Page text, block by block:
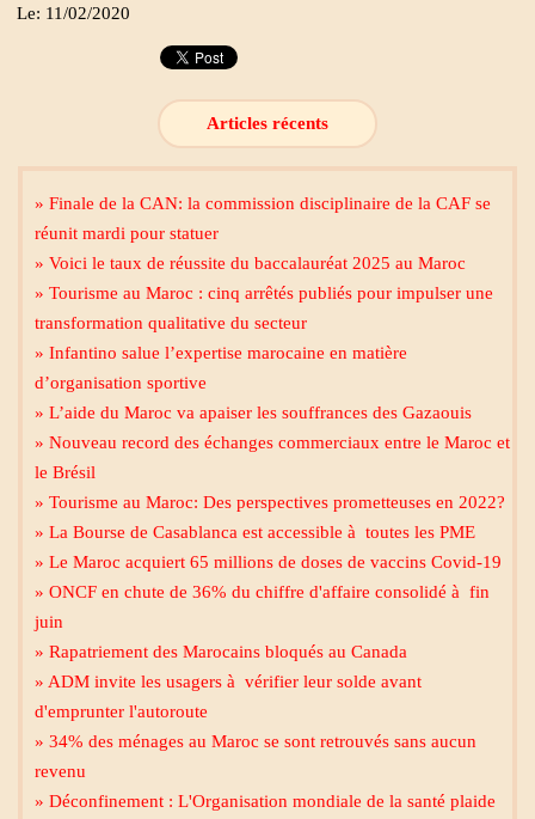
Le: 11/02/2020
Articles récents
» Finale de la CAN: la commission disciplinaire de la CAF se
réunit mardi pour statuer
» Voici le taux de réussite du baccalauréat 2025 au Maroc
» Tourisme au Maroc : cinq arrêtés publiés pour impulser une
transformation qualitative du secteur
» Infantino salue l’expertise marocaine en matière
d’organisation sportive
» L’aide du Maroc va apaiser les souffrances des Gazaouis
» Nouveau record des échanges commerciaux entre le Maroc et
le Brésil
» Tourisme au Maroc: Des perspectives prometteuses en 2022?
» La Bourse de Casablanca est accessible à toutes les PME
» Le Maroc acquiert 65 millions de doses de vaccins Covid-19
» ONCF en chute de 36% du chiffre d'affaire consolidé à fin
juin
» Rapatriement des Marocains bloqués au Canada
» ADM invite les usagers à vérifier leur solde avant
d'emprunter l'autoroute
» 34% des ménages au Maroc se sont retrouvés sans aucun
revenu
» Déconfinement : L'Organisation mondiale de la santé plaide